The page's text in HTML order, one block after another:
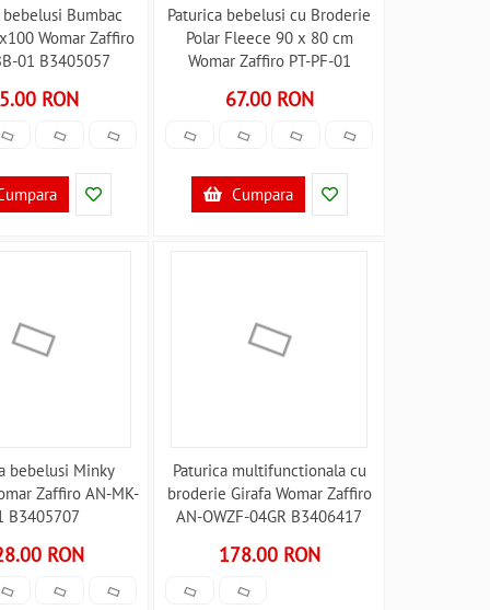
Bumbac
Womar Zaffiro
01 B3405057
RON
Paturica bebelusi cu Broderie
Polar Fleece 90 x 80 cm
Womar Zaffiro PT-PF-01
67.00 RON
Cumpara
bebelusi Minky
Zaffiro AN-MK-
B3405707
RON
Paturica multifunctionala cu
broderie Girafa Womar Zaffiro
AN-OWZF-04GR B3406417
178.00 RON